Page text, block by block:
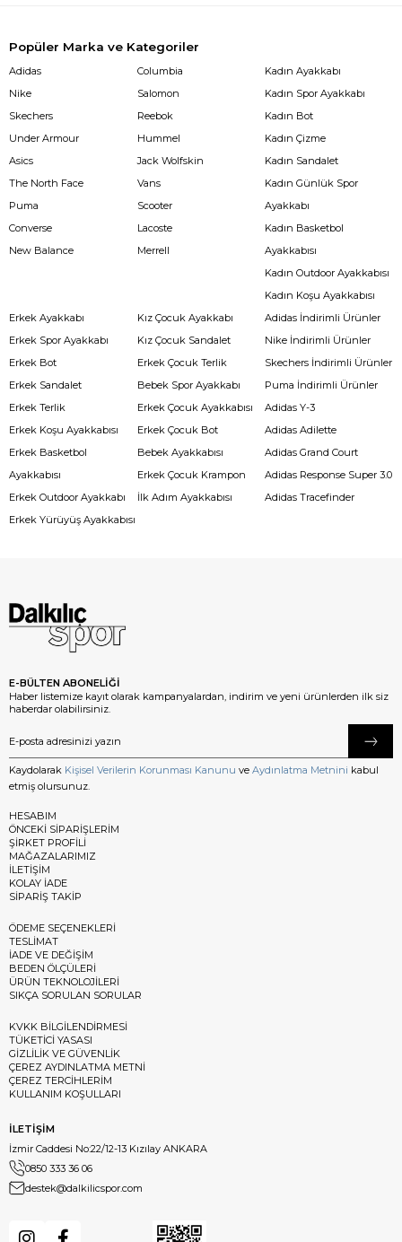
Popüler Marka ve Kategoriler
Adidas
Nike
Skechers
Under Armour
Asics
The North Face
Puma
Converse
New Balance
Columbia
Salomon
Reebok
Hummel
Jack Wolfskin
Vans
Scooter
Lacoste
Merrell
Kadın Ayakkabı
Kadın Spor Ayakkabı
Kadın Bot
Kadın Çizme
Kadın Sandalet
Kadın Günlük Spor
Ayakkabı
Kadın Basketbol
Ayakkabısı
Kadın Outdoor Ayakkabısı
Kadın Koşu Ayakkabısı
Erkek Ayakkabı
Erkek Spor Ayakkabı
Erkek Bot
Erkek Sandalet
Erkek Terlik
Erkek Koşu Ayakkabısı
Erkek Basketbol
Ayakkabısı
Erkek Outdoor Ayakkabı
Erkek Yürüyüş Ayakkabısı
Kız Çocuk Ayakkabı
Kız Çocuk Sandalet
Erkek Çocuk Terlik
Bebek Spor Ayakkabı
Erkek Çocuk Ayakkabısı
Erkek Çocuk Bot
Bebek Ayakkabısı
Erkek Çocuk Krampon
İlk Adım Ayakkabısı
Adidas İndirimli Ürünler
Nike İndirimli Ürünler
Skechers İndirimli Ürünler
Puma İndirimli Ürünler
Adidas Y-3
Adidas Adilette
Adidas Grand Court
Adidas Response Super 3.0
Adidas Tracefinder
E-BÜLTEN ABONELİĞİ
Haber listemize kayıt olarak kampanyalardan, indirim ve yeni ürünlerden ilk siz
haberdar olabilirsiniz.
Kaydolarak Kişisel Verilerin Korunması Kanunu ve Aydınlatma Metnini kabul
etmiş olursunuz.
HESABIM
ÖNCEKİ SİPARİŞLERİM
ŞİRKET PROFİLİ
MAĞAZALARIMIZ
İLETİŞİM
KOLAY İADE
SİPARİŞ TAKİP
ÖDEME SEÇENEKLERİ
TESLİMAT
İADE VE DEĞİŞİM
BEDEN ÖLÇÜLERİ
ÜRÜN TEKNOLOJİLERİ
SIKÇA SORULAN SORULAR
KVKK BİLGİLENDİRMESİ
TÜKETİCİ YASASI
GİZLİLİK VE GÜVENLİK
ÇEREZ AYDINLATMA METNİ
ÇEREZ TERCİHLERİM
KULLANIM KOŞULLARI
İLETİŞİM
İzmir Caddesi No:22/12-13 Kızılay ANKARA
0850 333 36 06
destek@dalkilicspor.com